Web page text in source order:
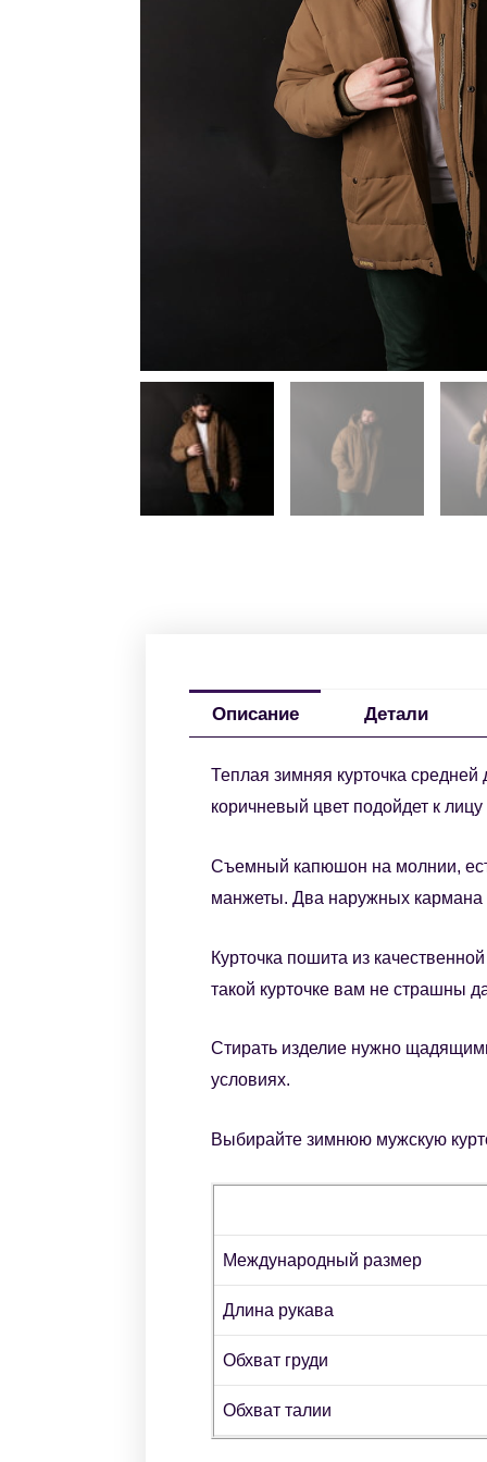
Описание Детали
Теплая зимняя курточка
коричневый цвет подойдет к
Съемный капюшон на молнии,
манжеты. Два наружных кармана
Курточка пошита из
такой курточке вам не страшны
Стирать изделие нужно
условиях.
Выбирайте зимнюю мужскую
Международный размер
Длина рукава
Обхват груди
Обхват талии